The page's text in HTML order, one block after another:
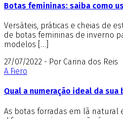
Botas femininas: saiba como
Versáteis, práticas e cheias de
de botas femininas de inverno
modelos […]
27/07/2022 - Por Carina dos Reis
A Fiero
Qual a numeração ideal da sua
As botas forradas em lã natural